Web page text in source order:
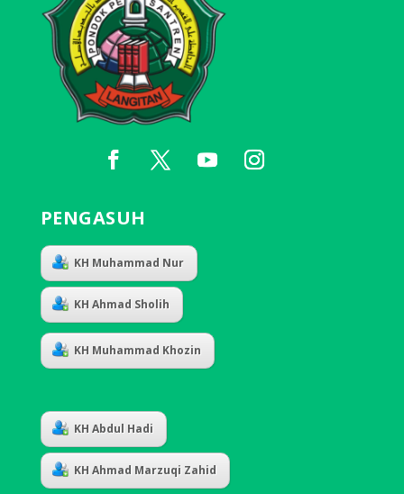
PENGASUH
KH Muhammad Nur
KH Ahmad Sholih
KH Muhammad Khozin
KH Abdul Hadi
KH Ahmad Marzuqi Zahid